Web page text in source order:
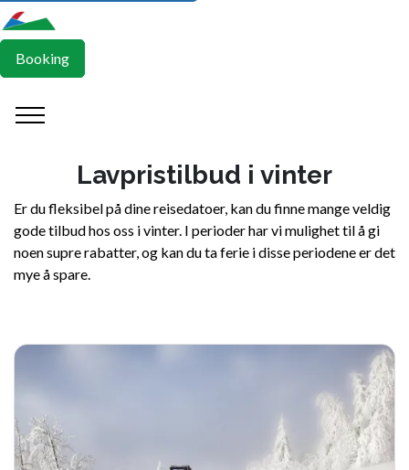
Booking
Lavpristilbud i vinter
Er du fleksibel på dine reisedatoer, kan du finne mange veldig
gode tilbud hos oss i vinter. I perioder har vi mulighet til å gi
noen supre rabatter, og kan du ta ferie i disse periodene er det
mye å spare.